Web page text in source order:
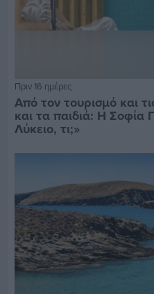
Πριν 16 ημέρες
Από τον τουρισμό και
και τα παιδιά: Η Σοφία
Λύκειο, τι;»